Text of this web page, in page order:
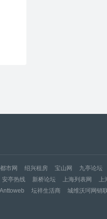
市网 绍兴租房 宝山网 九亭论坛
安亭热线
新桥论坛 上海列表网
坛祥生活商 城维沃珂网销